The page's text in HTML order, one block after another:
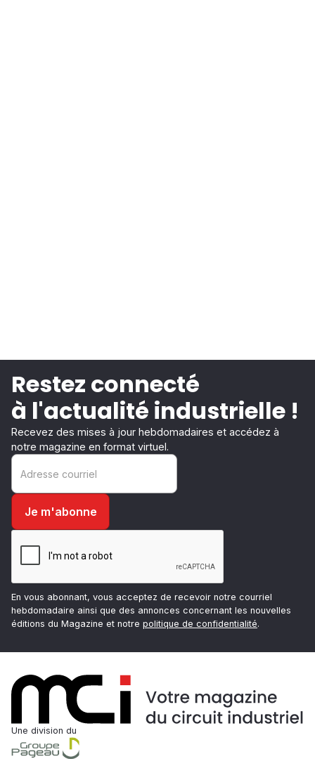
Restez connecté
à l'actualité industrielle !
Recevez des mises à jour hebdomadaires et accédez à
notre magazine en format virtuel.
En vous abonnant, vous acceptez de recevoir notre courriel
hebdomadaire ainsi que des annonces concernant les nouvelles
éditions du Magazine et notre politique de confidentialité.
Une division du